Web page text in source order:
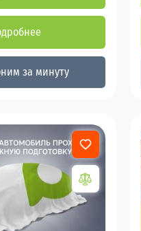
за минуту